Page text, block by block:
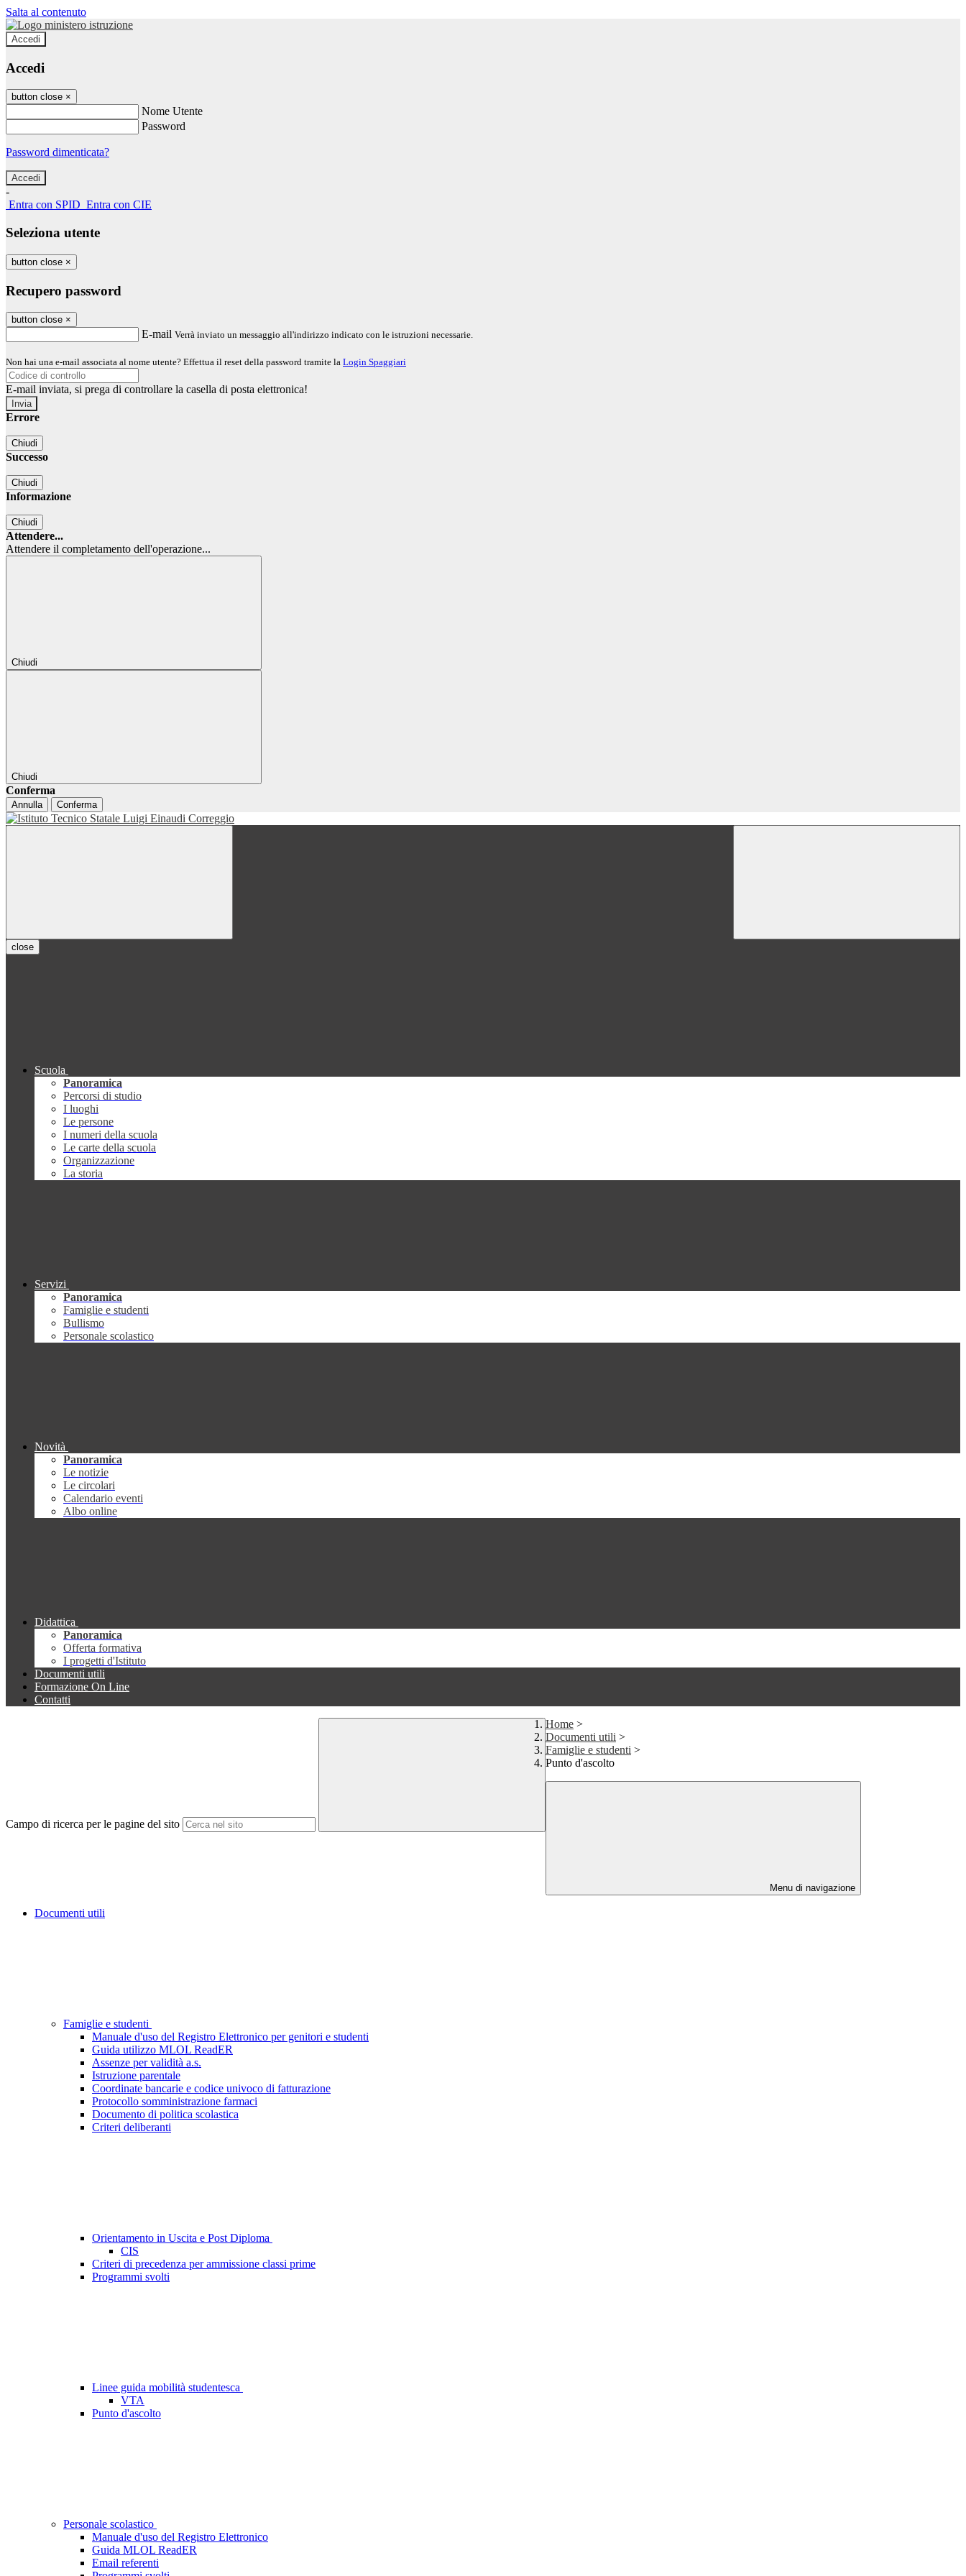
Salta al contenuto
Accedi
Accedi
button close ×
Nome Utente
Password
Password dimenticata?
-
Entra con SPID Entra con CIE
Seleziona utente
button close ×
Recupero password
button close ×
E-mail Verrà inviato un messaggio all'indirizzo indicato con le istruzioni necessarie.
Non hai una e-mail associata al nome utente? Effettua il reset della password tramite la Login Spaggiari
E-mail inviata, si prega di controllare la casella di posta elettronica!
Errore
Chiudi
Successo
Chiudi
Informazione
Chiudi
Attendere...
Attendere il completamento dell'operazione...
Chiudi
Chiudi
Conferma
Annulla Conferma
close
Scuola
Panoramica
Percorsi di studio
I luoghi
Le persone
I numeri della scuola
Le carte della scuola
Organizzazione
La storia
Servizi
Panoramica
Famiglie e studenti
Bullismo
Personale scolastico
Novità
Panoramica
Le notizie
Le circolari
Calendario eventi
Albo online
Didattica
Panoramica
Offerta formativa
I progetti d'Istituto
Documenti utili
Formazione On Line
Contatti
Campo di ricerca per le pagine del sito
Home >
Documenti utili >
Famiglie e studenti >
Punto d'ascolto
Menu di navigazione
Documenti utili
Famiglie e studenti
Manuale d'uso del Registro Elettronico per genitori e studenti
Guida utilizzo MLOL ReadER
Assenze per validità a.s.
Istruzione parentale
Coordinate bancarie e codice univoco di fatturazione
Protocollo somministrazione farmaci
Documento di politica scolastica
Criteri deliberanti
Orientamento in Uscita e Post Diploma
CIS
Criteri di precedenza per ammissione classi prime
Programmi svolti
Linee guida mobilità studentesca
VTA
Punto d'ascolto
Personale scolastico
Manuale d'uso del Registro Elettronico
Guida MLOL ReadER
Email referenti